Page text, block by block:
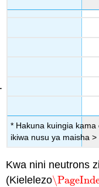
* Hakuna kuingia
ikiwa nusu ya maisha
Kwa nini neutrons
(Kielelezo